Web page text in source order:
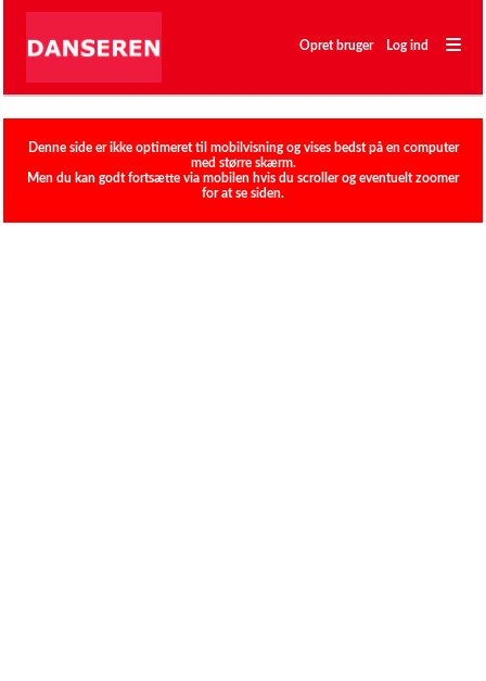
―
―
―
Opret bruger Log ind
Denne side er ikke optimeret til mobilvisning og vises bedst på en computer
med større skærm.
Men du kan godt fortsætte via mobilen hvis du scroller og eventuelt zoomer
for at se siden.